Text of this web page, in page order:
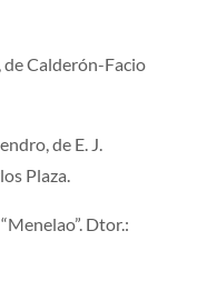
de Calderón-Facio
de E. J.
Plaza.
Dtor.: